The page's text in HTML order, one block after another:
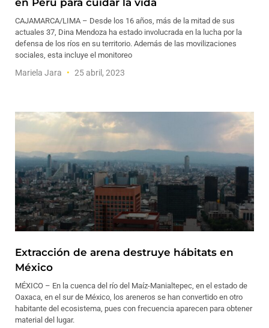
en Perú para cuidar la vida
CAJAMARCA/LIMA – Desde los 16 años, más de la mitad de sus
actuales 37, Dina Mendoza ha estado involucrada en la lucha por la
defensa de los ríos en su territorio. Además de las movilizaciones
sociales, esta incluye el monitoreo
Mariela Jara 25 abril, 2023
Extracción de arena destruye hábitats en
México
MÉXICO – En la cuenca del río del Maíz-Manialtepec, en el estado de
Oaxaca, en el sur de México, los areneros se han convertido en otro
habitante del ecosistema, pues con frecuencia aparecen para obtener
material del lugar.